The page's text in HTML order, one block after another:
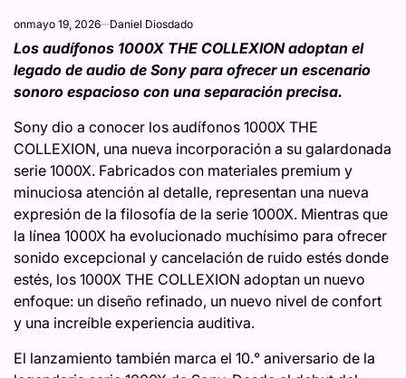
onmayo 19, 2026 Daniel Diosdado
Los audífonos 1000X THE COLLEXION adoptan el
legado de audio de Sony para ofrecer un escenario
sonoro espacioso con una separación precisa.
Sony dio a conocer los audífonos 1000X THE
COLLEXION, una nueva incorporación a su galardonada
serie 1000X. Fabricados con materiales premium y
minuciosa atención al detalle, representan una nueva
expresión de la filosofía de la serie 1000X. Mientras que
la línea 1000X ha evolucionado muchísimo para ofrecer
sonido excepcional y cancelación de ruido estés donde
estés, los 1000X THE COLLEXION adoptan un nuevo
enfoque: un diseño refinado, un nuevo nivel de confort
y una increíble experiencia auditiva.
El lanzamiento también marca el 10.° aniversario de la